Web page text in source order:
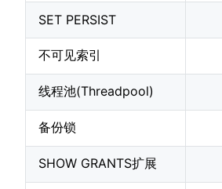
SET PERSIST
不可见索引
线程池(Threadpool)
备份锁
SHOW GRANTS扩展